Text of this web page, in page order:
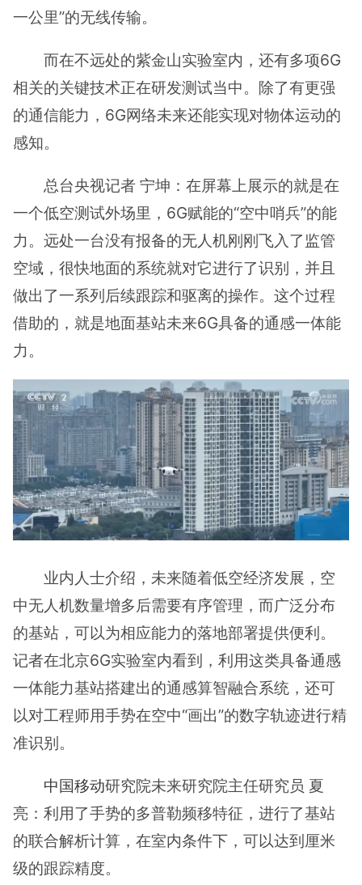
一公里”的无线传输。
而在不远处的紫金山实验室内，还有多项6G
相关的关键技术正在研发测试当中。除了有更强
的通信能力，6G网络未来还能实现对物体运动的
感知。
总台央视记者 宁坤：在屏幕上展示的就是在
一个低空测试外场里，6G赋能的“空中哨兵”的能
力。远处一台没有报备的无人机刚刚飞入了监管
空域，很快地面的系统就对它进行了识别，并且
做出了一系列后续跟踪和驱离的操作。这个过程
借助的，就是地面基站未来6G具备的通感一体能
力。
业内人士介绍，未来随着低空经济发展，空
中无人机数量增多后需要有序管理，而广泛分布
的基站，可以为相应能力的落地部署提供便利。
记者在北京6G实验室内看到，利用这类具备通感
一体能力基站搭建出的通感算智融合系统，还可
以对工程师用手势在空中“画出”的数字轨迹进行精
准识别。
中国移动研究院未来研究院主任研究员 夏
亮：利用了手势的多普勒频移特征，进行了基站
的联合解析计算，在室内条件下，可以达到厘米
级的跟踪精度。